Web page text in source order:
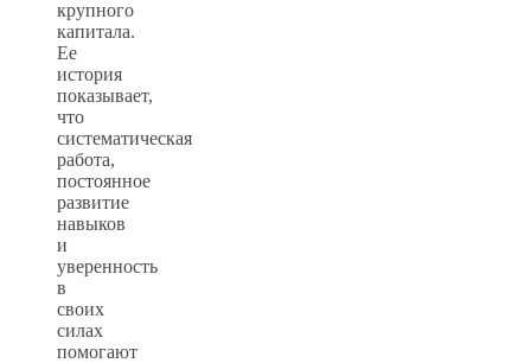
крупного
капитала.
Ее
история
показывает,
что
систематическая
работа,
постоянное
развитие
навыков
и
уверенность
в
своих
силах
помогают